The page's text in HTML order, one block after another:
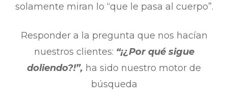
solamente miran lo “que le pasa al cuerpo”.
Responder a la pregunta que nos hacían
nuestros clientes: “¡¿Por qué sigue
doliendo?!”, ha sido nuestro motor de
búsqueda